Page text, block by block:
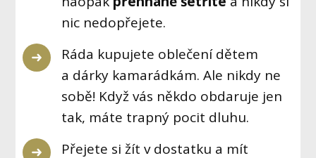
nic nedopřejete.
Ráda kupujete oblečení dětem
a dárky kamarádkám. Ale nikdy ne
sobě! Když vás někdo obdaruje jen
tak, máte trapný pocit dluhu.
Přejete si žít v dostatku a mít